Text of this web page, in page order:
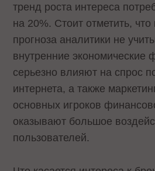
тренд роста интереса
на 20%. Стоит отметить,
прогноза аналитики не
внутренние экономические
серьезно влияют на спрос
интернета, а также
основных игроков
оказывают большое
пользователей.